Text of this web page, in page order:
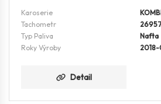
Karoserie
Tachometr
Typ Paliva
Nafta
Roky Výroby
Detail